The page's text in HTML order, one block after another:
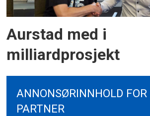
Aurstad med i
milliardprosjekt
ANNONSØRINNHOLD
PARTNER